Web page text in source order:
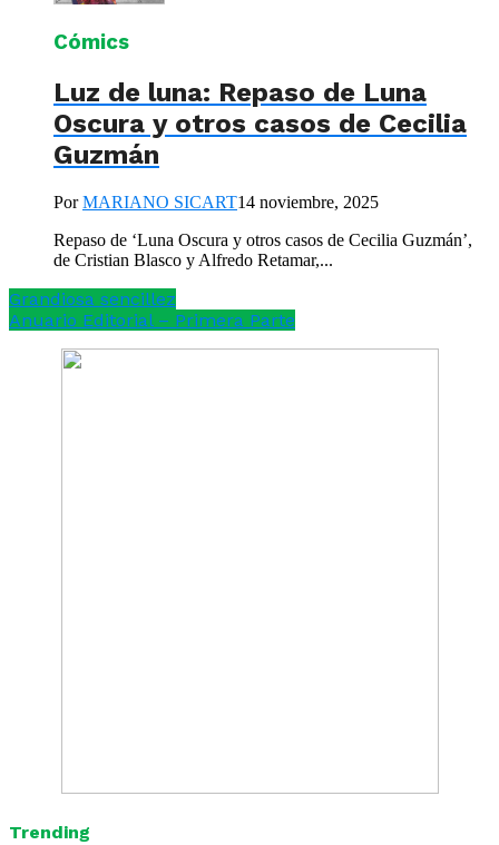
Cómics
Luz de luna: Repaso de Luna
Oscura y otros casos de Cecilia
Guzmán
PorMARIANO SICART14 noviembre, 2025
Repaso de ‘Luna Oscura y otros casos de Cecilia Guzmán’,
de Cristian Blasco y Alfredo Retamar,...
Grandiosa sencillez
Anuario Editorial – Primera Parte
Trending